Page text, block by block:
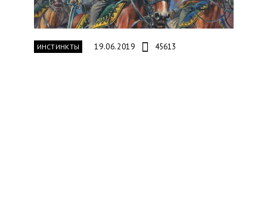
ИНСТИНКТЫ 19.06.2019 45613